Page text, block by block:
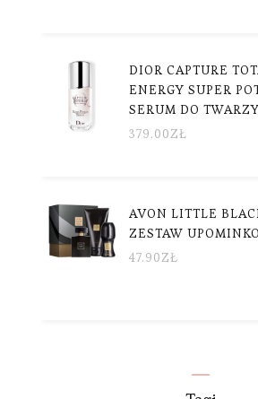
DIOR CAPTURE
ENERGY SUPER
SERUM DO
379.00ZŁ
AVON LITTLE
ZESTAW
47.90ZŁ